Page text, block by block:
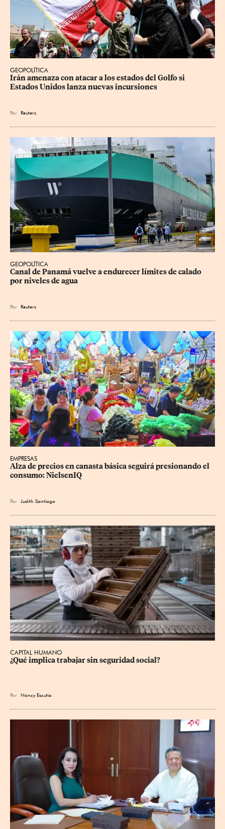
GEOPOLÍTICA
Irán amenaza con atacar a los estados del Golfo si
Estados Unidos lanza nuevas incursiones
Por Reuters
GEOPOLÍTICA
Canal de Panamá vuelve a endurecer límites de calado
por niveles de agua
Por Reuters
EMPRESAS
Alza de precios en canasta básica seguirá presionando el
consumo: NielsenIQ
Por Judith Santiago
CAPITAL HUMANO
¿Qué implica trabajar sin seguridad social?
Por Nancy Escutia